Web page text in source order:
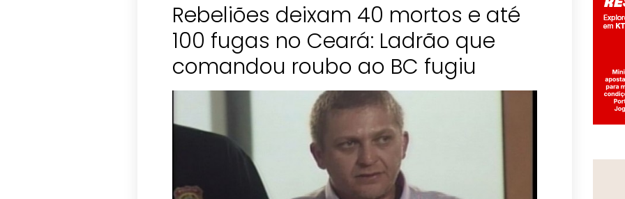
Rebeliões deixam 40 mortos e até
100 fugas no Ceará: Ladrão que
comandou roubo ao BC fugiu